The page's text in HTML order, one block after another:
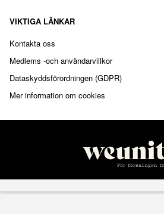
VIKTIGA LÄNKAR
Kontakta oss
Medlems -och användarvillkor
Dataskyddsförordningen (GDPR)
Mer information om cookies